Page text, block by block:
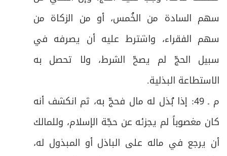
سهم السادة من الخُمس، أو من الزكاة من
سهم الفقراء، واشترط عليه أن يصرفه في
سبيل الحجّ لم يصحّ الشرط، ولا تحصل به
الاستطاعة البذلية.
م ـ 49: إذا بُذل له مال فحجّ به، ثم انكشف أنه
كان مغصوباً لم يجزئه عن حجّة الإسلام، وللمالك
أن يرجع في ماله على الباذل أو المبذول له،